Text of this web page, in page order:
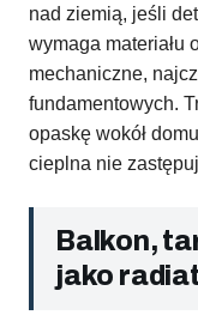
nad ziemią, jeśli
wymaga materiału
mechaniczne,
fundamentowych.
opaskę wokół
cieplna nie
Balkon,
jako